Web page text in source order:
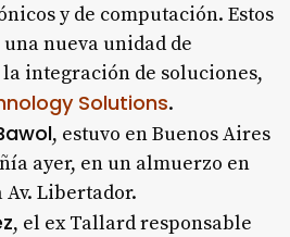
y de computación. Estos
nueva unidad de
integración de soluciones,
Solutions.
, estuvo en Buenos Aires
ayer, en un almuerzo en
Libertador.
, el ex Tallard responsable